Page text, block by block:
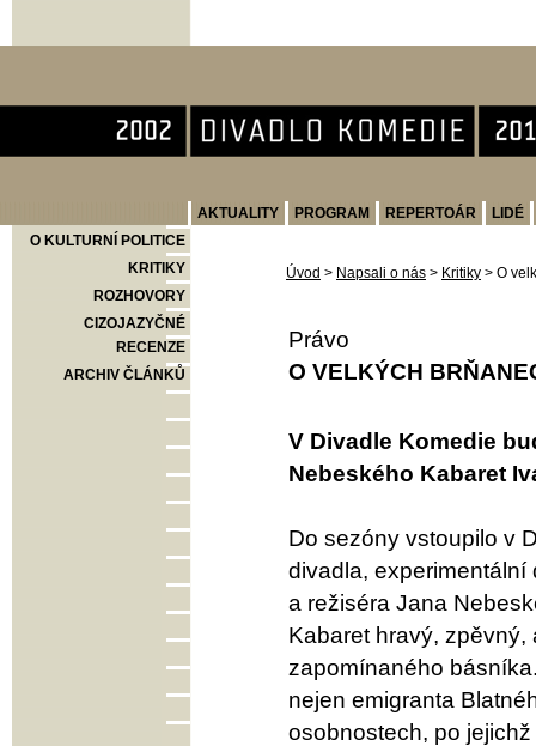
AKTUALITY PROGRAM REPERTOÁR
LIDÉ
O KULTURNÍ POLITICE
KRITIKY
ROZHOVORY
CIZOJAZYČNÉ
RECENZE
ARCHIV ČLÁNKŮ
Úvod > Napsali o nás > Kritiky > O
Právo
O VELKÝCH
V Divadle Komedie
Nebeského Kabaret
Do sezóny vstoupilo v
divadla, experimentální
a režiséra Jana
Kabaret hravý,
zapomínaného
nejen emigranta
osobnostech, po